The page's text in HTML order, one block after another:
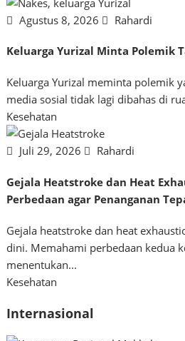
Agustus 8, 2026 Rahardi
Keluarga Yurizal Minta Polemik
Keluarga Yurizal meminta polemik
media sosial tidak lagi dibahas di
Kesehatan
Juli 29, 2026 Rahardi
Gejala Heatstroke dan Heat
Perbedaan agar Penanganan
Gejala heatstroke dan heat
dini. Memahami perbedaan kedua
menentukan...
Kesehatan
Internasional